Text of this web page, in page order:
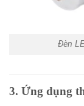
Đèn
3. Ứng dụng